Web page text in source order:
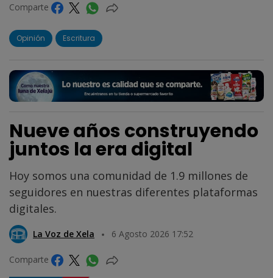
Comparte
Opinión Escritura
Nueve años construyendo
juntos la era digital
Hoy somos una comunidad de 1.9 millones de
seguidores en nuestras diferentes plataformas
digitales.
La Voz de Xela 6 Agosto 2026 17:52
Comparte